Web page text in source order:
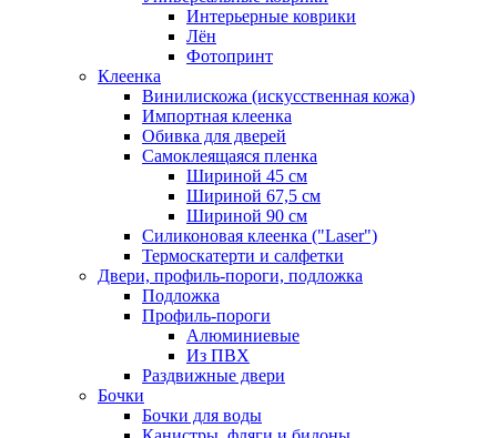
Интерьерные коврики
Лён
Фотопринт
Клеенка
Винилискожа (искусственная кожа)
Импортная клеенка
Обивка для дверей
Самоклеящаяся пленка
Шириной 45 см
Шириной 67,5 см
Шириной 90 см
Силиконовая клеенка ("Laser")
Термоскатерти и салфетки
Двери, профиль-пороги, подложка
Подложка
Профиль-пороги
Алюминиевые
Из ПВХ
Раздвижные двери
Бочки
Бочки для воды